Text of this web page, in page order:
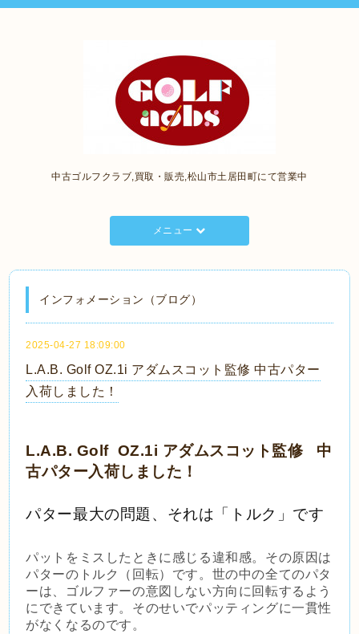
中古ゴルフクラブ,買取・販売,松山市土居田町にて営業中
メニュー
インフォメーション（ブログ）
2025-04-27 18:09:00
L.A.B. Golf OZ.1i アダムスコット監修 中古パター
入荷しました！
L.A.B. Golf OZ.1i アダムスコット監修 中
古パター入荷しました！
パター最大の問題、それは「トルク」です
パットをミスしたときに感じる違和感。その原因は
パターのトルク（回転）です。世の中の全てのパタ
ーは、ゴルファーの意図しない方向に回転するよう
にできています。そのせいでパッティングに一貫性
がなくなるのです。